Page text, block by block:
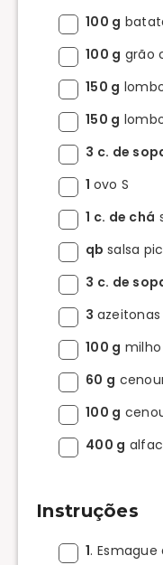
100 g
100 g grão
150 g
150 g
3 c. de
1 ovo S
1 c. de chá
qb salsa
3 c. de
3
100 g milho
60 g
100 g
400 g
Instruções
1.